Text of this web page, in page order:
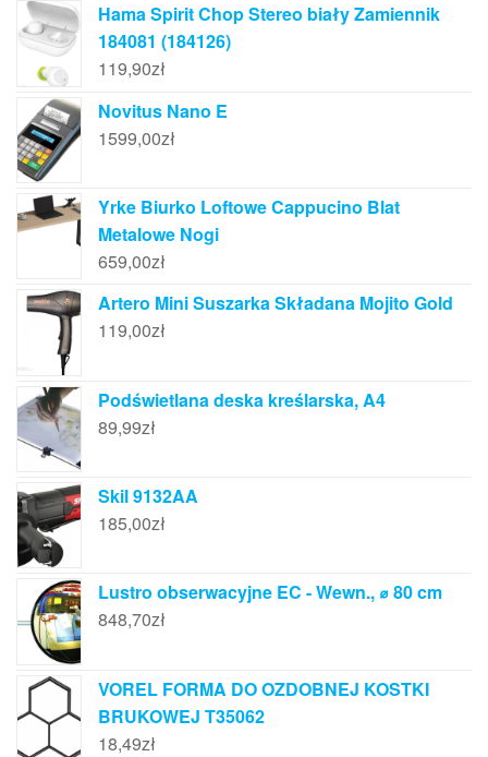
Hama Spirit Chop Stereo biały Zamiennik
184081 (184126)
119,90zł
Novitus Nano E
1599,00zł
Yrke Biurko Loftowe Cappucino Blat
Metalowe Nogi
659,00zł
Artero Mini Suszarka Składana Mojito Gold
119,00zł
Podświetlana deska kreślarska, A4
89,99zł
Skil 9132AA
185,00zł
Lustro obserwacyjne EC - Wewn., ⌀ 80 cm
848,70zł
VOREL FORMA DO OZDOBNEJ KOSTKI
BRUKOWEJ T35062
18,49zł